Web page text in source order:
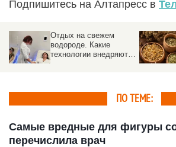
Подпишитесь на Алтапресс в
Отдых на свежем
водороде. Какие
технологии внедряют в
ПО ТЕМЕ:
Самые вредные для фигуры
перечислила врач